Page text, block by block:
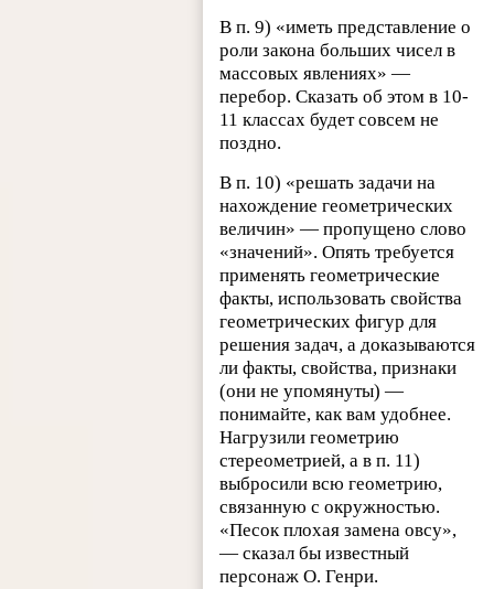
В п. 9) «иметь представление о
роли закона больших чисел в
массовых явлениях» —
перебор. Сказать об этом в 10-
11 классах будет совсем не
поздно.
В п. 10) «решать задачи на
нахождение геометрических
величин» — пропущено слово
«значений». Опять требуется
применять геометрические
факты, использовать свойства
геометрических фигур для
решения задач, а доказываются
ли факты, свойства, признаки
(они не упомянуты) —
понимайте, как вам удобнее.
Нагрузили геометрию
стереометрией, а в п. 11)
выбросили всю геометрию,
связанную с окружностью.
«Песок плохая замена овсу»,
— сказал бы известный
персонаж О. Генри.